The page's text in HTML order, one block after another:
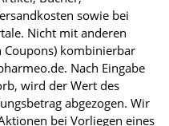
sowie bei
Nicht mit anderen
kombinierbar
Nach Eingabe
wird der Wert des
abgezogen. Wir
bei Vorliegen eines